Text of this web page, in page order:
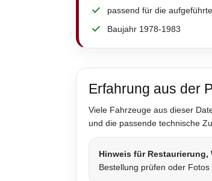
passend für die
Baujahr 1978-1983
Erfahrung aus der
Viele Fahrzeuge aus dieser
und die passende technische
Hinweis für Restaurierung,
Bestellung prüfen oder